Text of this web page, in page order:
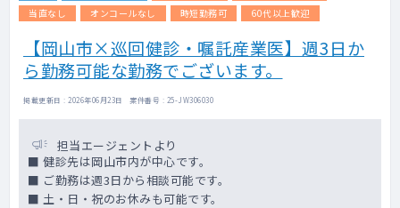
当直なし
オンコールなし 時短勤務可 60代以上歓迎
【岡山市×巡回健診・嘱託産業医】週3日か
ら勤務可能な勤務でございます。
掲載更新日 : 2026年06月23日 案件番号 : 25-JW306030
担当エージェントより
■ 健診先は岡山市内が中心です。
■ ご勤務は週3日から相談可能です。
■ 土・日・祝のお休みも可能です。